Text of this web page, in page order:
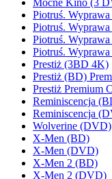
Mocne Kino (3
Piotruś.
Piotruś.
Piotruś.
Piotruś.
Prestiż (3BD 4K)
Prestiż (BD)
Prestiż Premium
Reminiscencja
Reminiscencja
Wolverine (DVD)
X-Men (BD)
X-Men (DVD)
X-Men 2 (BD)
X-Men 2 (DVD)